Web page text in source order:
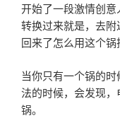
开始了一段激情创意
转换过来就是，去
回来了怎么用这个锅
当你只有一个锅的
法的时候，会发现
锅。